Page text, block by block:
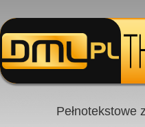
Pełnotekstowe